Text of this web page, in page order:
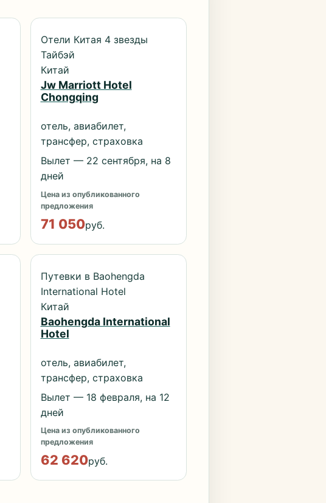
Отели Китая 4 звезды
Тайбэй
Китай
Jw Marriott Hotel
Chongqing
отель, авиабилет,
трансфер, страховка
Вылет — 22 сентября, на 8
дней
Цена из опубликованного
предложения
71 050руб.
Путевки в Baohengda
International Hotel
Китай
Baohengda International
Hotel
отель, авиабилет,
трансфер, страховка
Вылет — 18 февраля, на 12
дней
Цена из опубликованного
предложения
62 620руб.